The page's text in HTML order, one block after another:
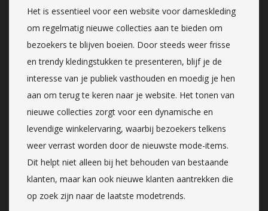
Het is essentieel voor een website voor dameskleding
om regelmatig nieuwe collecties aan te bieden om
bezoekers te blijven boeien. Door steeds weer frisse
en trendy kledingstukken te presenteren, blijf je de
interesse van je publiek vasthouden en moedig je hen
aan om terug te keren naar je website. Het tonen van
nieuwe collecties zorgt voor een dynamische en
levendige winkelervaring, waarbij bezoekers telkens
weer verrast worden door de nieuwste mode-items.
Dit helpt niet alleen bij het behouden van bestaande
klanten, maar kan ook nieuwe klanten aantrekken die
op zoek zijn naar de laatste modetrends.